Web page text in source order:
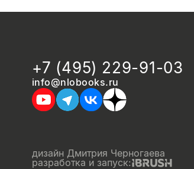
+7 (495) 229-91-03
info@nlobooks.ru
дизайн Дмитрия Черногаева
разработка и запуск: